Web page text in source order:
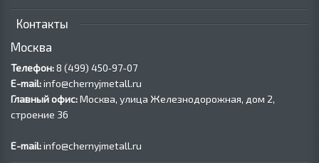
Контакты
Москва
Телефон:8 (499) 450‑97-07
E-mail:info@chernyjmetall.ru
Главный офис:Москва, улица Железнодорожная, дом 2,
строение 36
E-mail:info@chernyjmetall.ru